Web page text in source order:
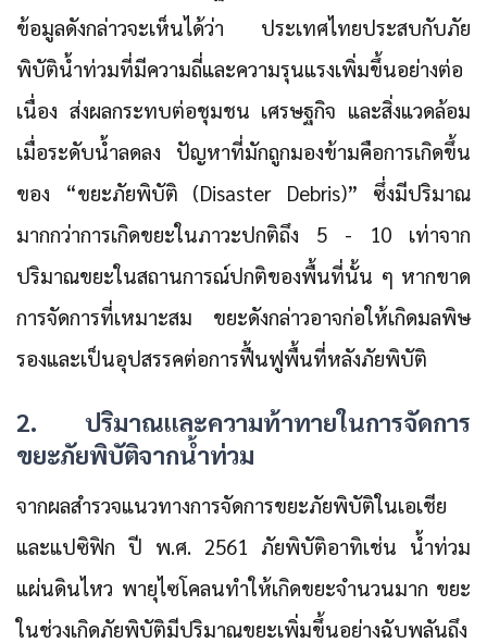
ข้อมูลดังกล่าวจะเห็นได้ว่า ประเทศไทยประสบกับภัย
พิบัติน้ำท่วมที่มีความถี่และความรุนแรงเพิ่มขึ้นอย่างต่อ
เนื่อง ส่งผลกระทบต่อชุมชน เศรษฐกิจ และสิ่งแวดล้อม
เมื่อระดับน้ำลดลง ปัญหาที่มักถูกมองข้ามคือการเกิดขึ้น
ของ “ขยะภัยพิบัติ (Disaster Debris)” ซึ่งมีปริมาณ
มากกว่าการเกิดขยะในภาวะปกติถึง 5 - 10 เท่าจาก
ปริมาณขยะในสถานการณ์ปกติของพื้นที่นั้น ๆ หากขาด
การจัดการที่เหมาะสม ขยะดังกล่าวอาจก่อให้เกิดมลพิษ
รองและเป็นอุปสรรคต่อการฟื้นฟูพื้นที่หลังภัยพิบัติ
2. ปริมาณและความท้าทายในการจัดการ
ขยะภัยพิบัติจากน้ำท่วม
จากผลสำรวจแนวทางการจัดการขยะภัยพิบัติในเอเชีย
และแปซิฟิก ปี พ.ศ. 2561 ภัยพิบัติอาทิเช่น น้ำท่วม
แผ่นดินไหว พายุไซโคลนทำให้เกิดขยะจำนวนมาก ขยะ
ในช่วงเกิดภัยพิบัติมีปริมาณขยะเพิ่มขึ้นอย่างฉับพลันถึง